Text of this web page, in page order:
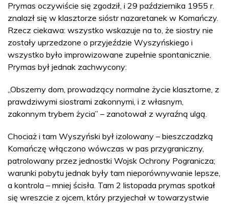
Prymas oczywiście się zgodził, i 29 października 1955 r.
znalazł się w klasztorze sióstr nazaretanek w Komańczy.
Rzecz ciekawa: wszystko wskazuje na to, że siostry nie
zostały uprzedzone o przyjeździe Wyszyńskiego i
wszystko było improwizowane zupełnie spontanicznie.
Prymas był jednak zachwycony:
„Obszerny dom, prowadzący normalne życie klasztorne, z
prawdziwymi siostrami zakonnymi, i z własnym,
zakonnym trybem życia” – zanotował z wyraźną ulgą.
Chociaż i tam Wyszyński był izolowany – bieszczadzką
Komańczę włączono wówczas w pas przygraniczny,
patrolowany przez jednostki Wojsk Ochrony Pogranicza;
warunki pobytu jednak były tam nieporównywanie lepsze,
a kontrola – mniej ścisła. Tam 2 listopada prymas spotkał
się wreszcie z ojcem, który przyjechał w towarzystwie